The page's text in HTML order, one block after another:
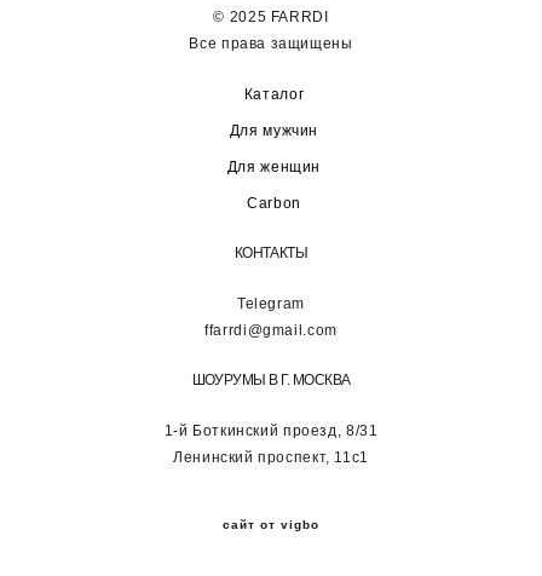
© 2025 FARRDI
Все права защищены
Каталог
Для мужчин
Для женщин
Carbon
КОНТАКТЫ
Telegram
ffarrdi@gmail.com
ШОУРУМЫ В Г. МОСКВА
1-й Боткинский проезд, 8/31
Ленинский проспект, 11с1
сайт от vigbo